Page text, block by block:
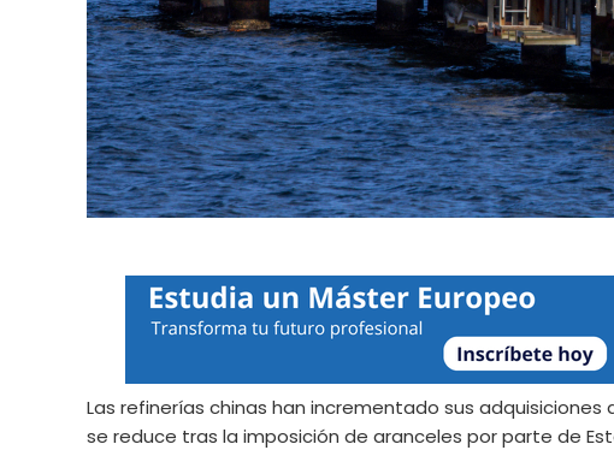
Las refinerías chinas han incrementado sus
se reduce tras la imposición de aranceles por parte de